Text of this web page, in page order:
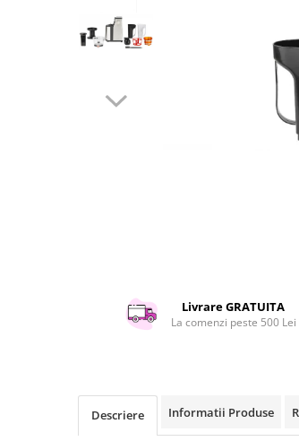
Hobby-uri creative
Kit-uri automatizari porti si usi
Silicon, spume si solutii tehnice
Utilaje si materiale de constructii
Laptop, Tablete & Telefoane
Livrare GRATUITA
La comenzi peste 500 Lei
Descriere Informatii Produse